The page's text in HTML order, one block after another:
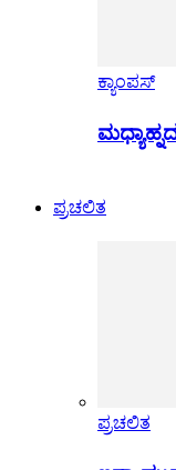
ಕ್ಯಾಂಪಸ್
ಪ್ರಚಲಿತ
ಪ್ರಚಲಿತ